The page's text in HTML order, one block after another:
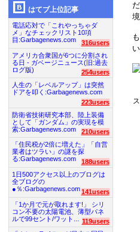
はてブ上位記事
電話応対で「これやっちゃダ
メ」なチェックリスト10項
目:Garbagenews.com
316users
アメリカ合衆国が6つに分割され
る日 - ガベージニュース(旧:過去
ログ版)
254users
人生の「レベルアップ」は突然
ドアを叩く:Garbagenews.com
223users
防衛省技術研究本部、陸上装備
として「ガンダム」の実現を模
索:Garbagenews.com
210users
「住民税が2倍に増えた」「自営
業者はツラい」の謎を探
る:Garbagenews.com
188users
1日500アクセス以上のブログは
全ブログの
●％:Garbagenews.com 141users
「1か月で元が取れます!」 シリ
コン不要の太陽電池、薄型パネ
ルで99セント/ワット...
119users